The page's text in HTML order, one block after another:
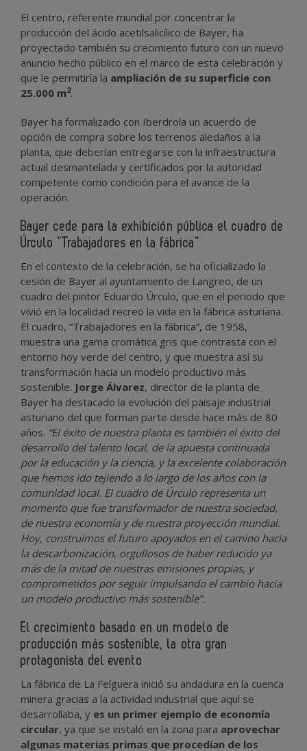
El centro, referente mundial por concentrar la
producción del ácido acetilsalicílico de Bayer, ha
proyectado también su crecimiento futuro con un nuevo
anuncio hecho público en el marco de esta celebración y
que le permitiría la ampliación de su superficie con
25.000 m2.
Bayer ha formalizado con Iberdrola un acuerdo de
opción de compra sobre los terrenos aledaños a la
planta, que deberían entregarse con la infraestructura
actual desmantelada y certificados por la autoridad
competente como condición para el avance de la
operación.
Bayer cede para la exhibición pública el cuadro de
Úrculo “Trabajadores en la fábrica”
En el contexto de la celebración, se ha oficializado la
cesión de Bayer al ayuntamiento de Langreo, de un
cuadro del pintor Eduardo Úrculo, que en el periodo que
vivió en la localidad recreó la vida en la fábrica asturiana.
El cuadro, “Trabajadores en la fábrica”, de 1958,
muestra una gama cromática gris que contrasta con el
entorno hoy verde del centro, y que muestra así su
transformación hacia un modelo productivo más
sostenible. Jorge Álvarez, director de la planta de
Bayer ha destacado la evolución del paisaje industrial
asturiano del que forman parte desde hace más de 80
años. “El éxito de nuestra planta es también el éxito del
desarrollo del talento local, de la apuesta continuada
por la educación y la ciencia, y la excelente colaboración
que hemos ido tejiendo a lo largo de los años con la
comunidad local. El cuadro de Úrculo representa un
momento que fue transformador de nuestra sociedad,
de nuestra economía y de nuestra proyección mundial.
Hoy, construimos el futuro apoyados en el camino hacia
la descarbonización, orgullosos de haber reducido ya
más de la mitad de nuestras emisiones propias, y
comprometidos por seguir impulsando el cambio hacia
un modelo productivo más sostenible”.
El crecimiento basado en un modelo de
producción más sostenible, la otra gran
protagonista del evento
La fábrica de La Felguera inició su andadura en la cuenca
minera gracias a la actividad industrial que aquí se
desarrollaba, y es un primer ejemplo de economía
circular, ya que se instaló en la zona para aprovechar
algunas materias primas que procedían de los